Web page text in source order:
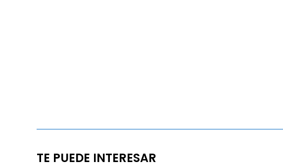
TE PUEDE INTERESAR